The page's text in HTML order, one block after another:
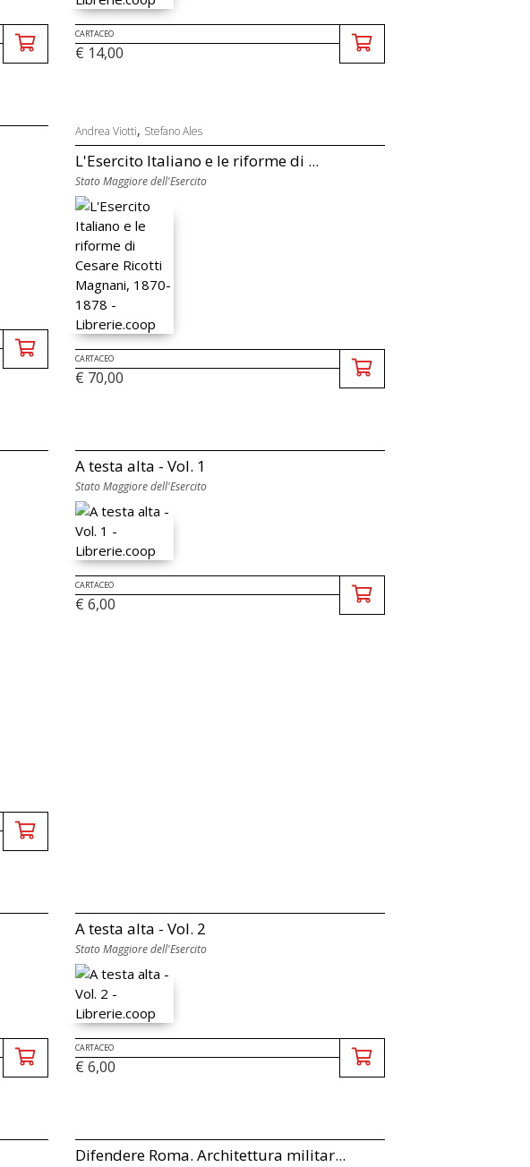
CARTACEO
€ 14,00
Andrea Viotti, Stefano Ales
L'Esercito Italiano e le riforme di ...
Stato Maggiore dell'Esercito
CARTACEO
€ 70,00
A testa alta - Vol. 1
Stato Maggiore dell'Esercito
CARTACEO
€ 6,00
A testa alta - Vol. 2
Stato Maggiore dell'Esercito
CARTACEO
€ 6,00
Difendere Roma. Architettura militar...